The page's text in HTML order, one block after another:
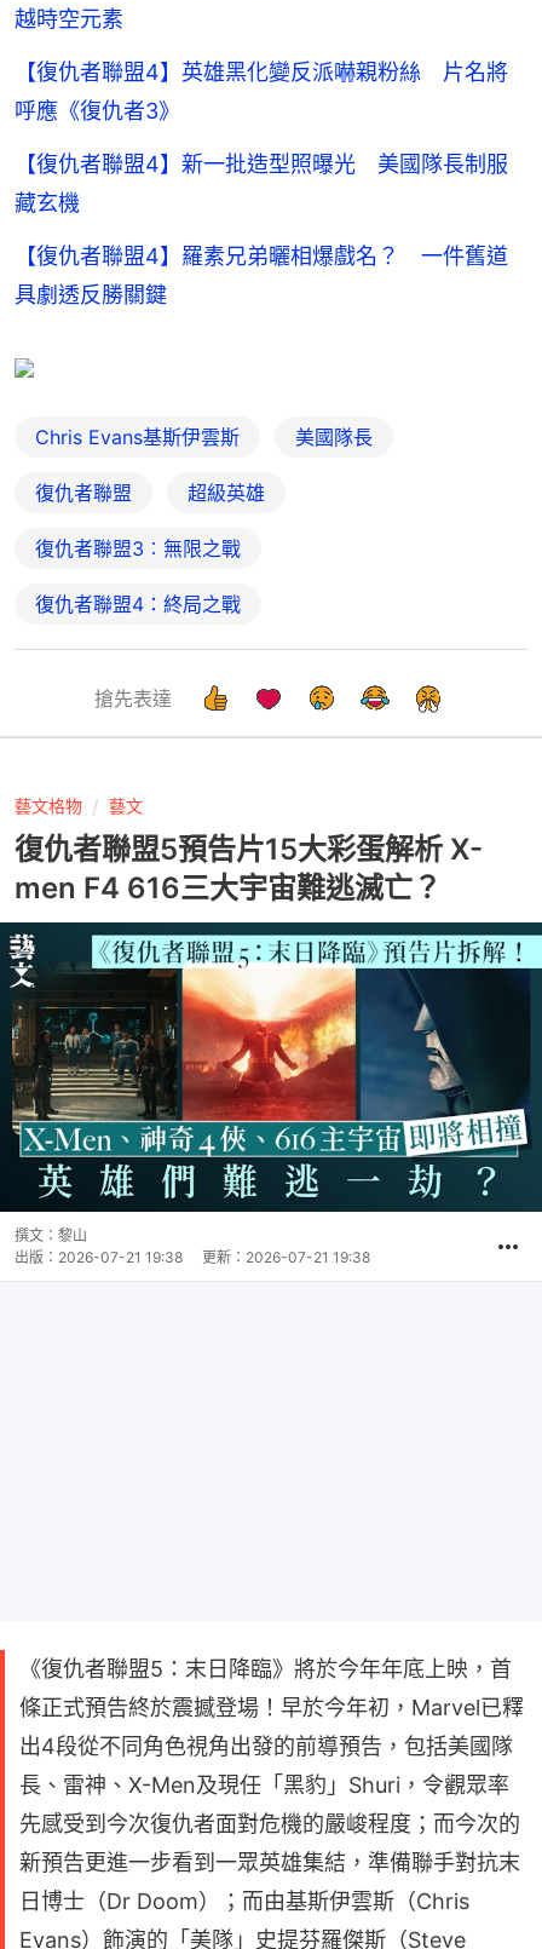
越時空元素
【復仇者聯盟4】英雄黑化變反派嚇親粉絲 片名將
呼應《復仇者3》
【復仇者聯盟4】新一批造型照曝光 美國隊長制服
藏玄機
【復仇者聯盟4】羅素兄弟曬相爆戲名？ 一件舊道
具劇透反勝關鍵
Chris Evans基斯伊雲斯 美國隊長
復仇者聯盟 超級英雄
復仇者聯盟3︰無限之戰
復仇者聯盟4：終局之戰
搶先表達
藝文格物 藝文
復仇者聯盟5預告片15大彩蛋解析 X-
men F4 616三大宇宙難逃滅亡？
撰文： 黎山
出版： 2026-07-21 19:38 更新： 2026-07-21 19:38
《復仇者聯盟5：末日降臨》將於今年年底上映，首
條正式預告終於震撼登場！早於今年初，Marvel已釋
出4段從不同角色視角出發的前導預告，包括美國隊
長、雷神、X-Men及現任「黑豹」Shuri，令觀眾率
先感受到今次復仇者面對危機的嚴峻程度；而今次的
新預告更進一步看到一眾英雄集結，準備聯手對抗末
日博士（Dr Doom）；而由基斯伊雲斯（Chris
Evans）飾演的「美隊」史提芬羅傑斯（Steve